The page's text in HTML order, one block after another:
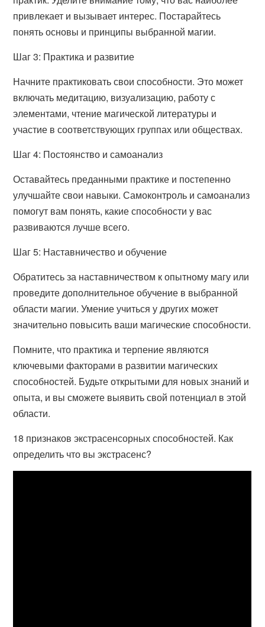
привлекает и вызывает интерес. Постарайтесь
понять основы и принципы выбранной магии.
Шаг 3: Практика и развитие
Начните практиковать свои способности. Это может
включать медитацию, визуализацию, работу с
элементами, чтение магической литературы и
участие в соответствующих группах или обществах.
Шаг 4: Постоянство и самоанализ
Оставайтесь преданными практике и постепенно
улучшайте свои навыки. Самоконтроль и самоанализ
помогут вам понять, какие способности у вас
развиваются лучше всего.
Шаг 5: Наставничество и обучение
Обратитесь за наставничеством к опытному магу или
проведите дополнительное обучение в выбранной
области магии. Умение учиться у других может
значительно повысить ваши магические способности.
Помните, что практика и терпение являются
ключевыми факторами в развитии магических
способностей. Будьте открытыми для новых знаний и
опыта, и вы сможете выявить свой потенциал в этой
области.
18 признаков экстрасенсорных способностей. Как
определить что вы экстрасенс?